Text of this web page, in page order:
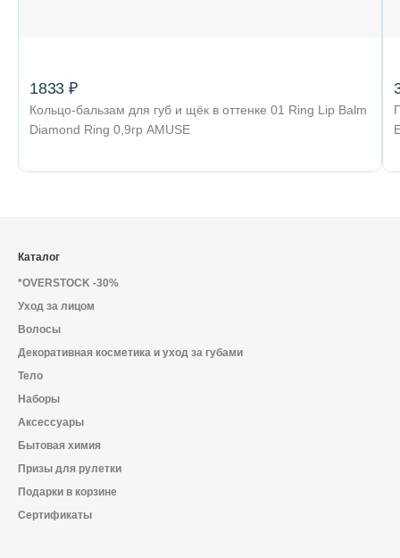
1833 ₽
Кольцо-бальзам для губ и щёк в оттенке 01 Ring Lip Balm
Diamond Ring 0,9гр AMUSE
Каталог
*OVERSTOCK -30%
Уход за лицом
Волосы
Декоративная косметика и уход за губами
Тело
Наборы
Аксессуары
Бытовая химия
Призы для рулетки
Подарки в корзине
Сертификаты